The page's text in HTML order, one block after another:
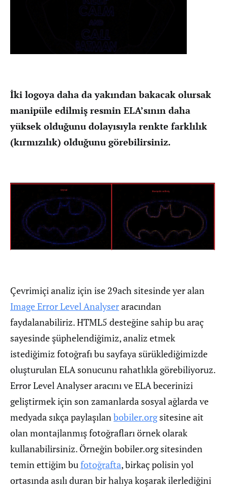
İki logoya daha da yakından bakacak olursak
manipüle edilmiş resmin ELA’sının daha
yüksek olduğunu dolayısıyla renkte farklılık
(kırmızılık) olduğunu görebilirsiniz.
Çevrimiçi analiz için ise 29ach sitesinde yer alan
Image Error Level Analyseraracından
faydalanabiliriz. HTML5 desteğine sahip bu araç
sayesinde şüphelendiğimiz, analiz etmek
istediğimiz fotoğrafı bu sayfaya sürüklediğimizde
oluşturulan ELA sonucunu rahatlıkla görebiliyoruz.
Error Level Analyser aracını ve ELA becerinizi
geliştirmek için son zamanlarda sosyal ağlarda ve
medyada sıkça paylaşılanbobiler.orgsitesine ait
olan montajlanmış fotoğrafları örnek olarak
kullanabilirsiniz. Örneğin bobiler.org sitesinden
temin ettiğim bufotoğrafta, birkaç polisin yol
ortasında asılı duran bir halıya koşarak ilerlediğini